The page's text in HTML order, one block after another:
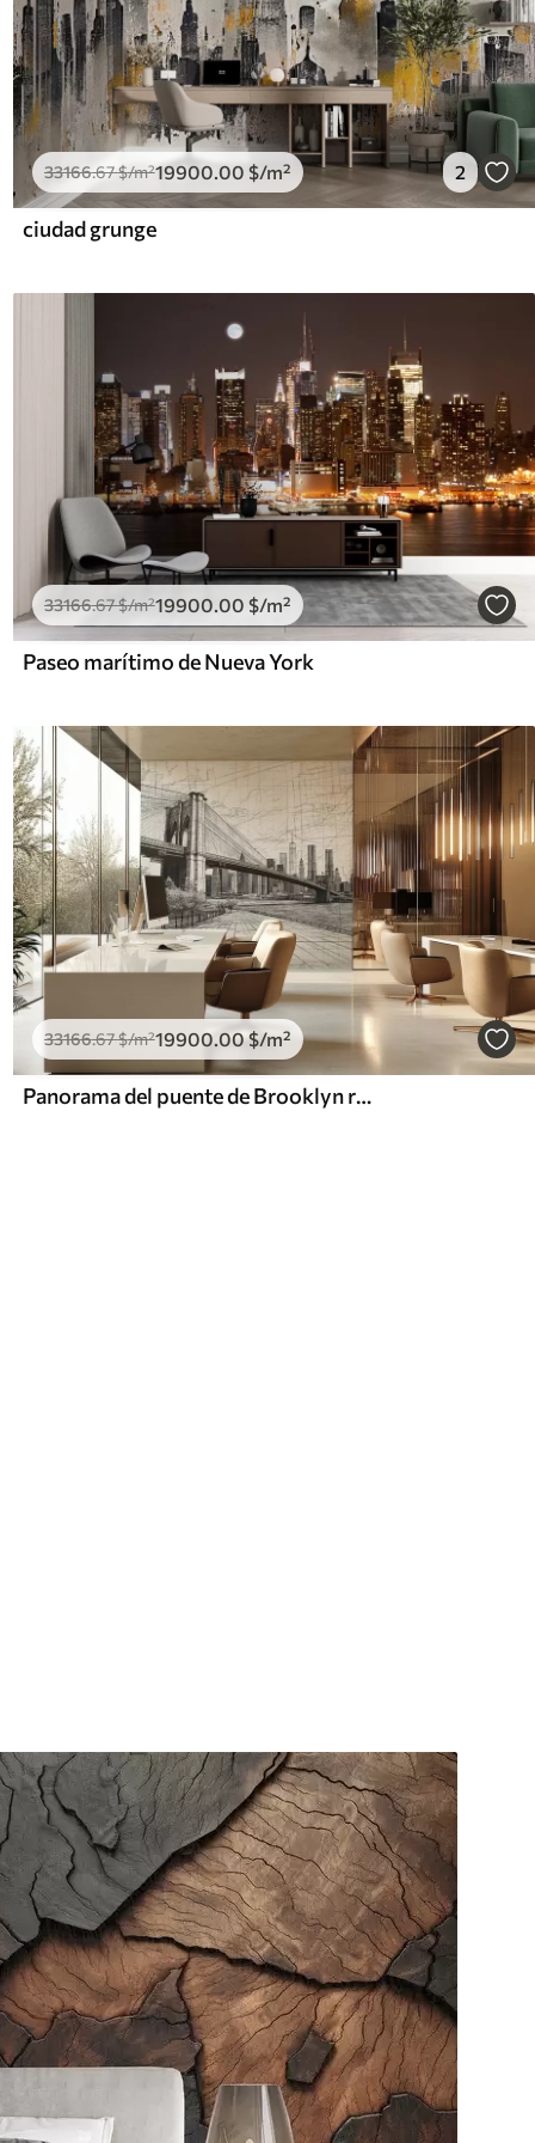
33166.67$/m²19900 .00 $/m² 2
ciudad grunge
33166.67$/m²19900.00 $/m²
Paseo marítimo de Nueva York
33166.67$/m²19900.00$/m²
Panorama del puente de Brooklyn realizado con una técnica retro abocetada con líneas y arañazos